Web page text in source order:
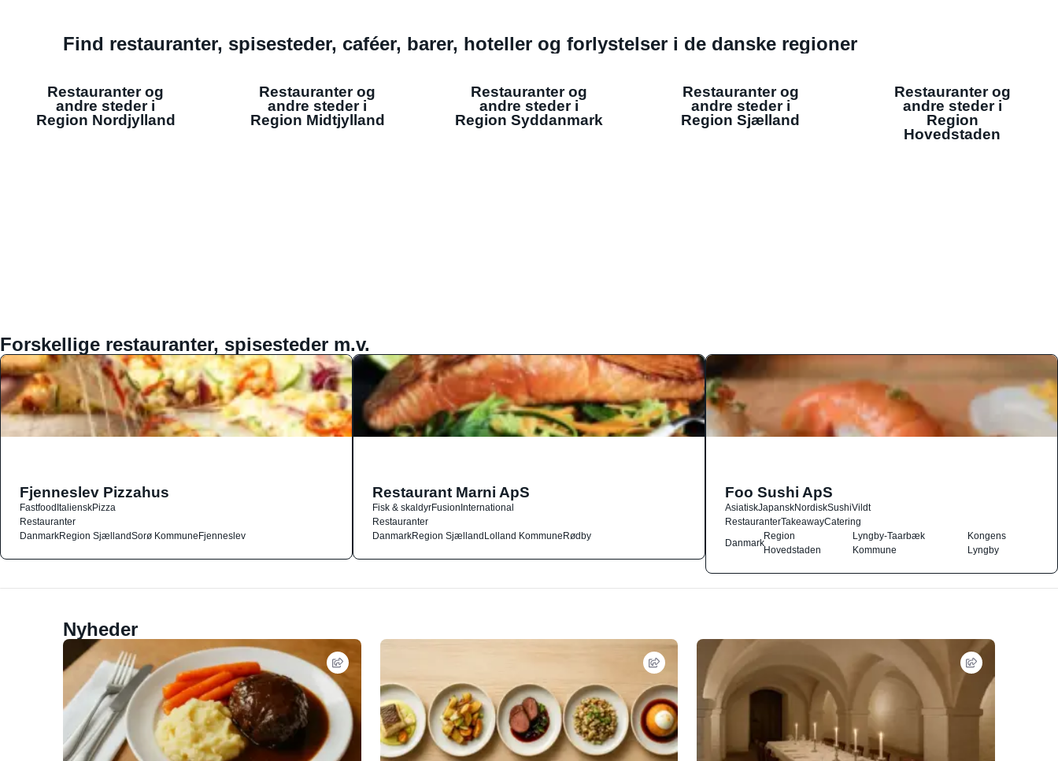
Find restauranter, spisesteder, caféer, barer, hoteller og forlystelser i de danske regioner
Restauranter og
andre steder i
Region Nordjylland
Restauranter og
andre steder i
Region Midtjylland
Restauranter og
andre steder i
Region Syddanmark
Restauranter og
andre steder i
Region Sjælland
Restauranter og
andre steder i
Region
Hovedstaden
Forskellige restauranter, spisesteder m.v.
Fjenneslev Pizzahus
FastfoodItalienskPizza
Restauranter
DanmarkRegion SjællandSorø KommuneFjenneslev
Restaurant Marni ApS
Fisk & skaldyrFusionInternational
Restauranter
DanmarkRegion SjællandLolland KommuneRødby
Foo Sushi ApS
AsiatiskJapanskNordiskSushiVildt
RestauranterTakeawayCatering
Danmark
Region
Hovedstaden
Lyngby-Taarbæk
Kommune
Kongens
Lyngby
Nyheder